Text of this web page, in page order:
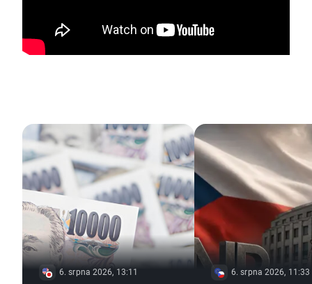
6. srpna 2026, 13:11 6. srpna 2026, 11:33